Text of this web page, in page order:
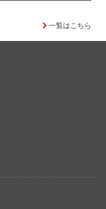
一覧はこちら